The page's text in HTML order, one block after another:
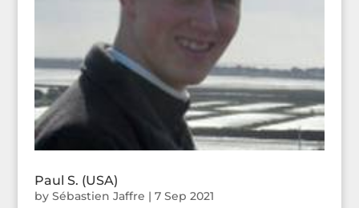
Paul S. (USA)
by Sébastien Jaffre | 7 Sep 2021